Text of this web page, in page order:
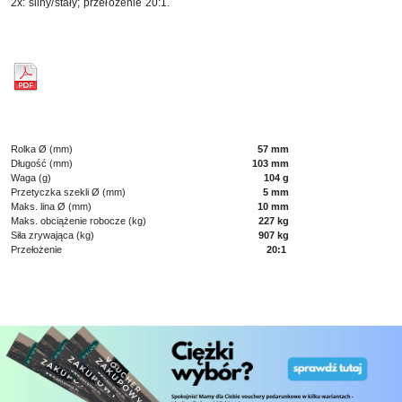
Rolka Ø (mm)
57 mm
Długość (mm)
103 mm
Waga (g)
104 g
Przetyczka szekli Ø (mm)
5 mm
Maks. lina Ø (mm)
10 mm
Maks. obciążenie robocze (kg)
227 kg
Siła zrywająca (kg)
907 kg
Przełożenie
20:1